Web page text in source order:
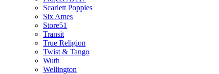
Scarlett Poppies
Six Ames
Store51
Transit
True Religion
Twist & Tango
Wuth
Wellington